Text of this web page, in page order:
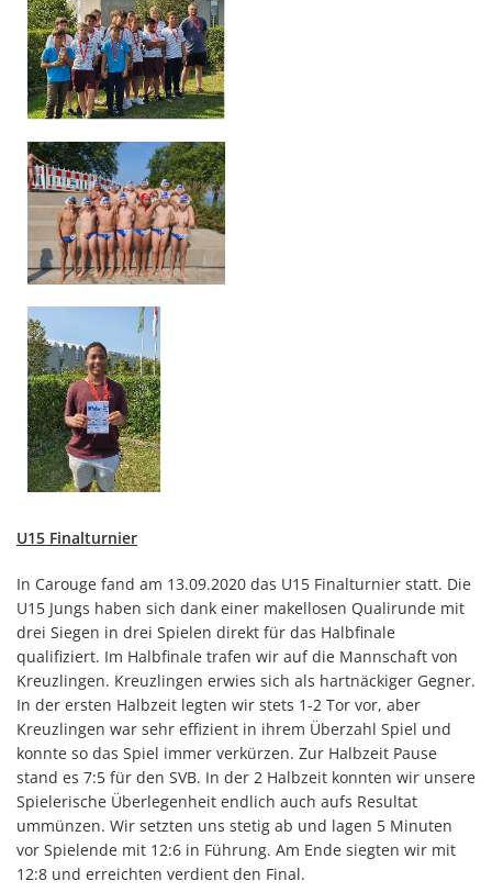
U15 Finalturnier
In Carouge fand am 13.09.2020 das U15 Finalturnier statt. Die
U15 Jungs haben sich dank einer makellosen Qualirunde mit
drei Siegen in drei Spielen direkt für das Halbfinale
qualifiziert. Im Halbfinale trafen wir auf die Mannschaft von
Kreuzlingen. Kreuzlingen erwies sich als hartnäckiger Gegner.
In der ersten Halbzeit legten wir stets 1-2 Tor vor, aber
Kreuzlingen war sehr effizient in ihrem Überzahl Spiel und
konnte so das Spiel immer verkürzen. Zur Halbzeit Pause
stand es 7:5 für den SVB. In der 2 Halbzeit konnten wir unsere
Spielerische Überlegenheit endlich auch aufs Resultat
ummünzen. Wir setzten uns stetig ab und lagen 5 Minuten
vor Spielende mit 12:6 in Führung. Am Ende siegten wir mit
12:8 und erreichten verdient den Final.